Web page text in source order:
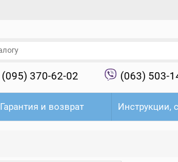
(095) 370-62-02 (063) 503-
Гарантия и возврат Инструкции,